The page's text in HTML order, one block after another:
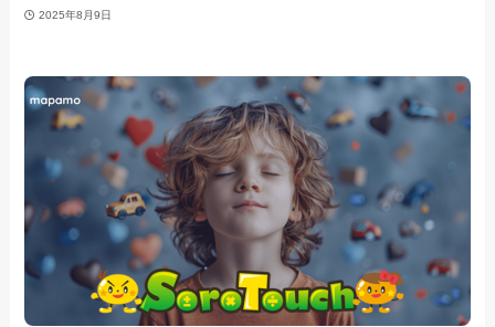
2025年8月9日